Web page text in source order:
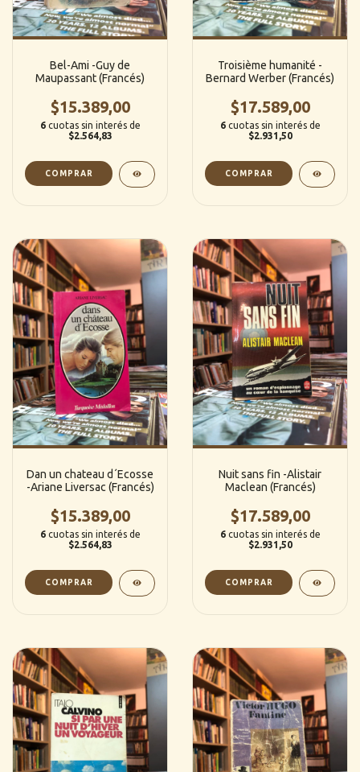
Bel-Ami -Guy de
Maupassant (Francés)
$15.389,00
6 cuotas sin interés de
$2.564,83
Troisième humanité -
Bernard Werber (Francés)
$17.589,00
6 cuotas sin interés de
$2.931,50
Dan un chateau d´Ecosse
-Ariane Liversac (Francés)
$15.389,00
6 cuotas sin interés de
$2.564,83
Nuit sans fin -Alistair
Maclean (Francés)
$17.589,00
6 cuotas sin interés de
$2.931,50